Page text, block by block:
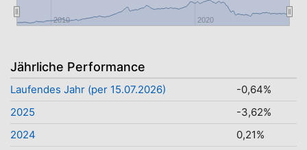
2010 2020
Jährliche Performance
Laufendes Jahr (per 15.07.2026)
-0,64%
2025
-3,62%
2024
0,21%